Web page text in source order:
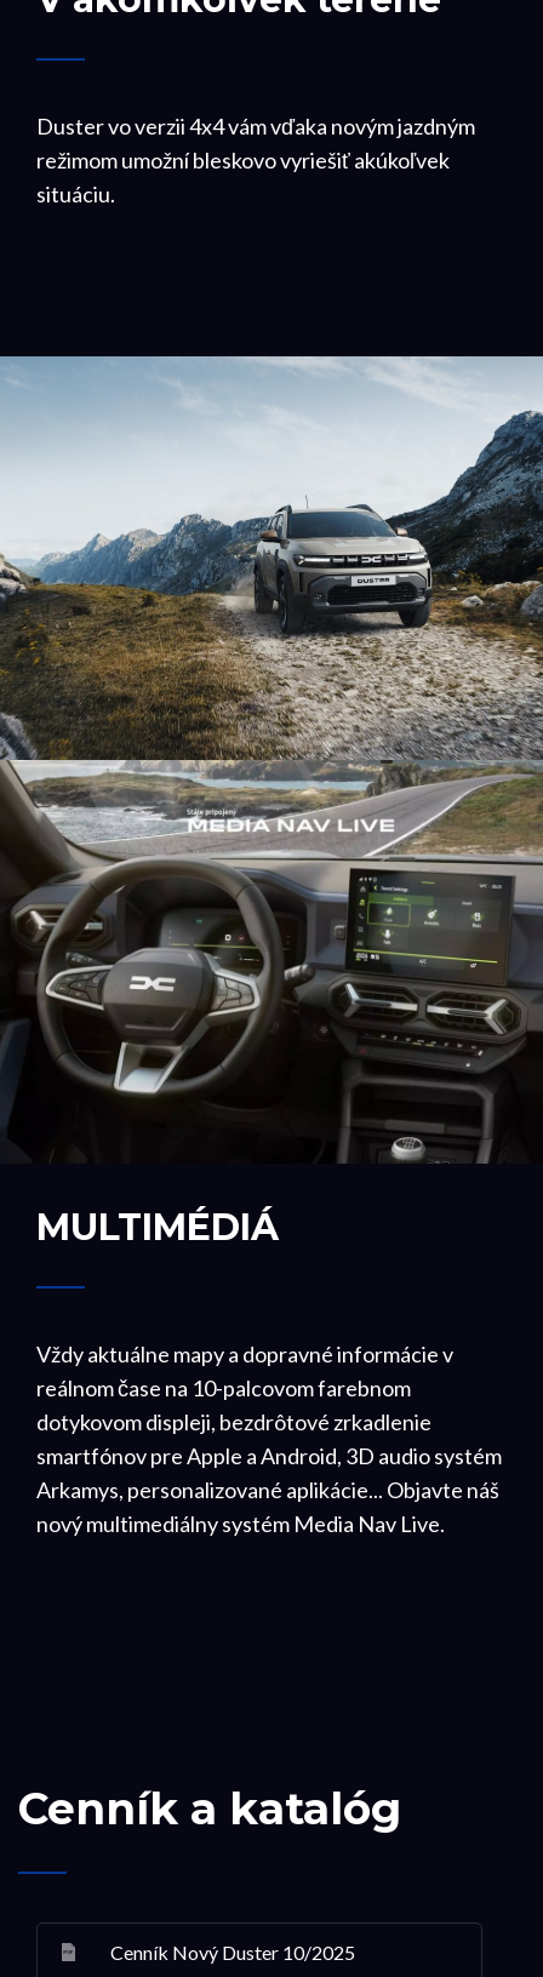
Duster vo verzii 4x4 vám vďaka novým jazdným
režimom umožní bleskovo vyriešiť akúkoľvek
situáciu.
MULTIMÉDIÁ
Vždy aktuálne mapy a dopravné informácie v
reálnom čase na 10-palcovom farebnom
dotykovom displeji, bezdrôtové zrkadlenie
smartfónov pre Apple a Android, 3D audio systém
Arkamys, personalizované aplikácie... Objavte náš
nový multimediálny systém Media Nav Live.
Cenník a katalóg
Cenník Nový Duster 10/2025